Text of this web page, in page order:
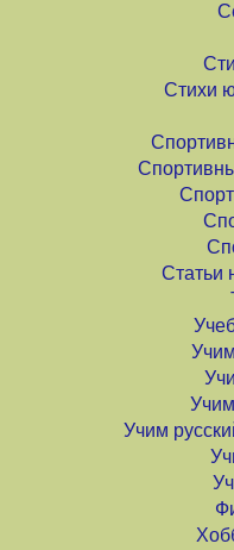
Стихи
Статьи
Учим